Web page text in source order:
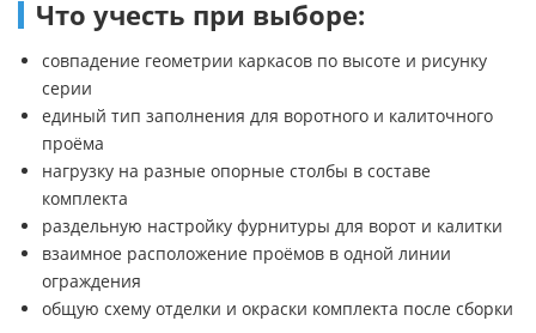
Что учесть при выборе:
совпадение геометрии каркасов по высоте и рисунку
серии
единый тип заполнения для воротного и калиточного
проёма
нагрузку на разные опорные столбы в составе
комплекта
раздельную настройку фурнитуры для ворот и калитки
взаимное расположение проёмов в одной линии
ограждения
общую схему отделки и окраски комплекта после сборки